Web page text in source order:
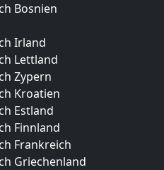
Bosnien
Irland
Lettland
Zypern
Kroatien
Estland
Finnland
Frankreich
Griechenland